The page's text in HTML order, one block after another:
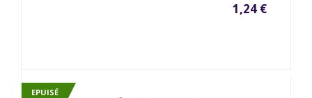
1,24 €
EPUISÉ